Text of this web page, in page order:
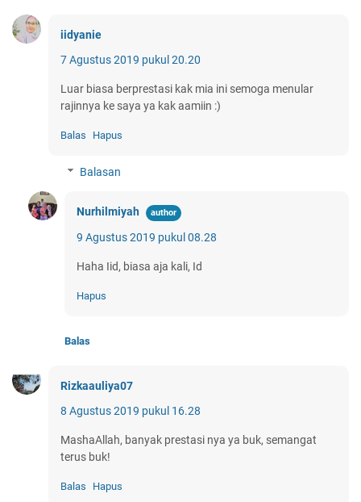
iidyanie
7 Agustus 2019 pukul 20.20
Luar biasa berprestasi kak mia ini semoga menular
rajinnya ke saya ya kak aamiin :)
Balas Hapus
Balasan
Nurhilmiyah
9 Agustus 2019 pukul 08.28
Haha Iid, biasa aja kali, Id
Hapus
Balas
Rizkaauliya07
8 Agustus 2019 pukul 16.28
MashaAllah, banyak prestasi nya ya buk, semangat
terus buk!
Balas Hapus